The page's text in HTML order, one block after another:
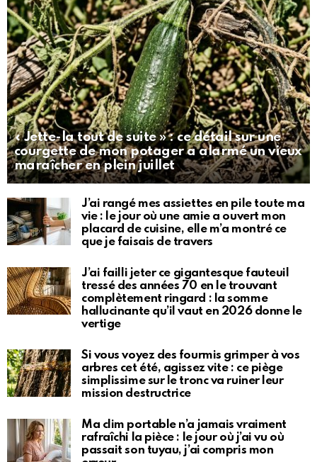
« Jette-la tout de suite » : ce détail sur une
courgette de mon potager a alarmé un vieux
maraîcher en plein juillet
J’ai rangé mes assiettes en pile toute ma
vie : le jour où une amie a ouvert mon
placard de cuisine, elle m’a montré ce
que je faisais de travers
J’ai failli jeter ce gigantesque fauteuil
tressé des années 70 en le trouvant
complètement ringard : la somme
hallucinante qu’il vaut en 2026 donne le
vertige
Si vous voyez des fourmis grimper à vos
arbres cet été, agissez vite : ce piège
simplissime sur le tronc va ruiner leur
mission destructrice
Ma clim portable n’a jamais vraiment
rafraîchi la pièce : le jour où j’ai vu où
passait son tuyau, j’ai compris mon